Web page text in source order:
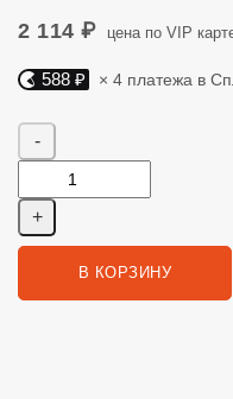
2 114 ₽ цена по VIP
Яндекс Сплит. 588 руб, 4
588 ₽ × 4 платежа в
В КОРЗИНУ